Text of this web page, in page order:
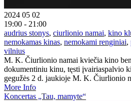
2024 05 02
19:00 - 21:00
audrius stonys, ciurlionio namai, kino
nemokamas kinas, nemokami renginiai,
vilnius
M. K. Čiurlionio namai kviečia kino
dokumentiniu kinu, tęsti įvairiaspalvio
gegužės 2 d. jaukioje M. K. Čiurlionio
More Info
Koncertas „Tau, mamyte“